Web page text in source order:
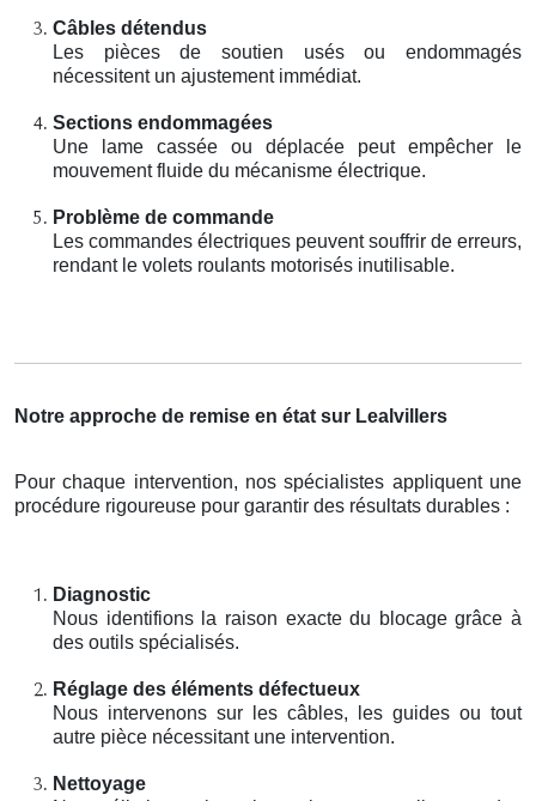
Câbles détendus
Les pièces de soutien usés ou endommagés
nécessitent un ajustement immédiat.
Sections endommagées
Une lame cassée ou déplacée peut empêcher le
mouvement fluide du mécanisme électrique.
Problème de commande
Les commandes électriques peuvent souffrir de erreurs,
rendant le volets roulants motorisés inutilisable.
Notre approche de remise en état sur Lealvillers
Pour chaque intervention, nos spécialistes appliquent une
procédure rigoureuse pour garantir des résultats durables :
Diagnostic
Nous identifions la raison exacte du blocage grâce à
des outils spécialisés.
Réglage des éléments défectueux
Nous intervenons sur les câbles, les guides ou tout
autre pièce nécessitant une intervention.
Nettoyage